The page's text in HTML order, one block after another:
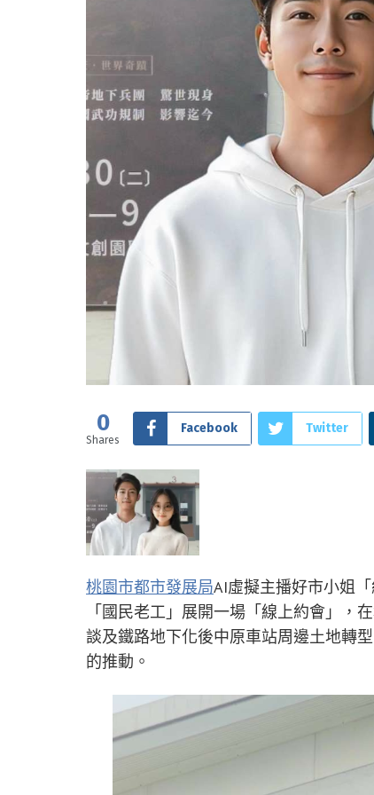
0
Shares
Facebook Twitter
桃園市都市發展局AI虛擬主播好市小姐
「國民老工」展開一場「線上約會」，
談及鐵路地下化後中原車站周邊土地轉
的推動。